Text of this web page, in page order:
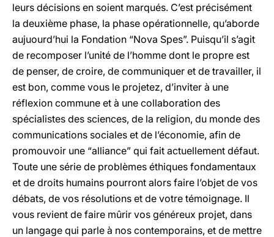
leurs décisions en soient marqués. C’est précisément
la deuxième phase, la phase opérationnelle, qu’aborde
aujuourd’hui la Fondation “Nova Spes”. Puisqu’il s’agit
de recomposer l’unité de l’homme dont le propre est
de penser, de croire, de communiquer et de travailler, il
est bon, comme vous le projetez, d’inviter à une
réflexion commune et à une collaboration des
spécialistes des sciences, de la religion, du monde des
communications sociales et de l’économie, afin de
promouvoir une “alliance” qui fait actuellement défaut.
Toute une série de problèmes éthiques fondamentaux
et de droits humains pourront alors faire l’objet de vos
débats, de vos résolutions et de votre témoignage. Il
vous revient de faire mûrir vos généreux projet, dans
un langage qui parle à nos contemporains, et de mettre